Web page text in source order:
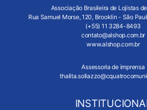
Associação Brasileira de Lojistas
Rua Samuel Morse, 120, Brooklin - São
(+55) 11 3284-8493
contato@alshop.com.br
www.alshop.com.br
Assessoria de imprensa